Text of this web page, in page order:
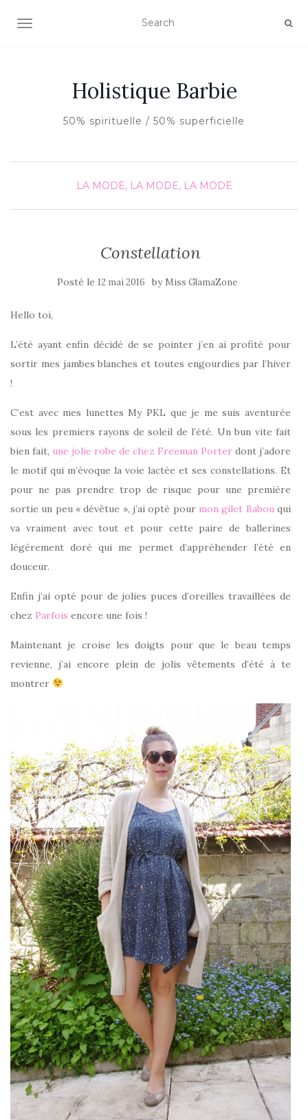
AFFICHER/MASQUER LA NAVIGATION
Holistique Barbie
50% spirituelle / 50% superficielle
LA MODE, LA MODE, LA MODE
Constellation
Posté le 12 mai 2016 by Miss GlamaZone
Hello toi,
L’été ayant enfin décidé de se pointer j’en ai profité pour
sortir mes jambes blanches et toutes engourdies par l’hiver
!
C’est avec mes lunettes My PKL que je me suis aventurée
sous les premiers rayons de soleil de l’été. Un bun vite fait
bien fait, une jolie robe de chez Freeman Porter dont j’adore
le motif qui m’évoque la voie lactée et ses constellations. Et
pour ne pas prendre trop de risque pour une première
sortie un peu « dévêtue », j’ai opté pour mon gilet Babouqui
va vraiment avec tout et pour cette paire de ballerines
légèrement doré qui me permet d’appréhender l’été en
douceur.
Enfin j’ai opté pour de jolies puces d’oreilles travaillées de
chez Parfois encore une fois !
Maintenant je croise les doigts pour que le beau temps
revienne, j’ai encore plein de jolis vêtements d’été à te
montrer